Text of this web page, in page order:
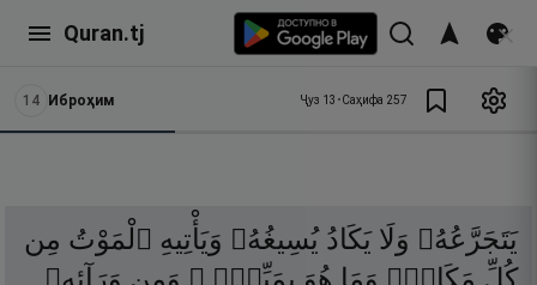
Quran.tj
14 Иброҳим Ҷуз 13 •Саҳифа 257
يَتَجَرَّعُهُۥ وَلَا يَكَادُ يُسِيغُهُۥ وَيَأْتِيهِ ٱلْمَوْتُ مِن